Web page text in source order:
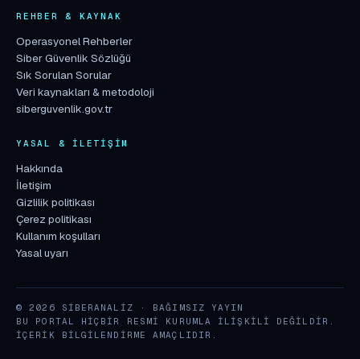
REHBER & KAYNAK
Operasyonel Rehberler
Siber Güvenlik Sözlüğü
Sık Sorulan Sorular
Veri kaynakları & metodoloji
siberguvenlik.gov.tr
YASAL & İLETIŞIM
Hakkında
İletişim
Gizlilik politikası
Çerez politikası
Kullanım koşulları
Yasal uyarı
© 2026 SIBERANALIZ · BAĞIMSIZ YAYIN
BU PORTAL HIÇBIR RESMI KURUMLA ILIŞKILI DEĞILDIR.
İÇERIK BILGILENDIRME AMAÇLIDIR.